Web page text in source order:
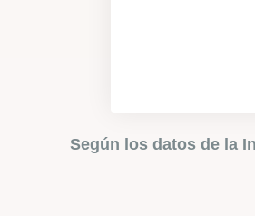
Según los datos de la